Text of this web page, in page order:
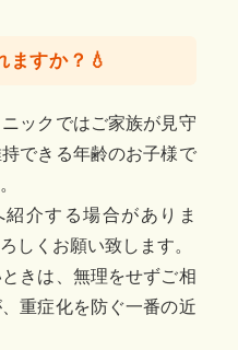
ますか？💧
ックではご家族が見守
できる年齢のお子様で
介する場合がありま
しくお願い致します。
きは、無理をせずご相
重症化を防ぐ一番の近